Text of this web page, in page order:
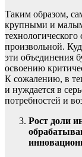
Таким образом,
крупными и
технологического
произвольной.
эти объединения
освоению
К сожалению, в
и нуждается в
потребностей и
Рост доли